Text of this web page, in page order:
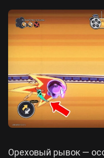
Ореховый рывок —